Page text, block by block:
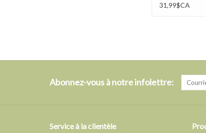
31,99$CA
Abonnez-vous à notre infolettre:
Service à la clientèle